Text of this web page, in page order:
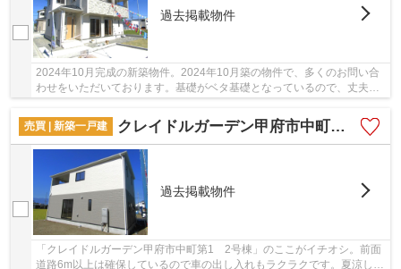
過去掲載物件
2024年10月完成の新築物件。2024年10月築の物件で、多くのお問い合
わせをいただいております。基礎がベタ基礎となっているので、丈夫な
売買 | 新築一戸建
クレイドルガーデン甲府市中町第1 2号棟
過去掲載物件
「クレイドルガーデン甲府市中町第1 2号棟」のここがイチオシ。前面
道路6m以上は確保しているので車の出し入れもラクラクです。夏涼しく